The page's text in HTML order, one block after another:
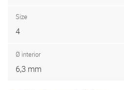
Size
4
Ø interior
6,3 mm